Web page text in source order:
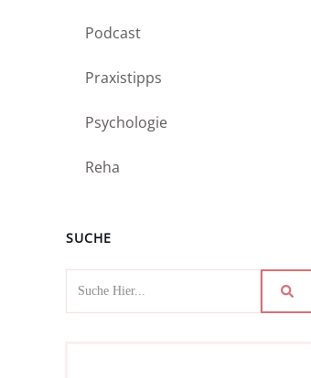
Podcast
Praxistipps
Psychologie
Reha
SUCHE